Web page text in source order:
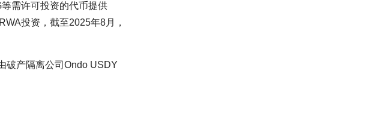
需许可投资的代币提供
投资，截至2025年8月，
破产隔离公司Ondo USDY